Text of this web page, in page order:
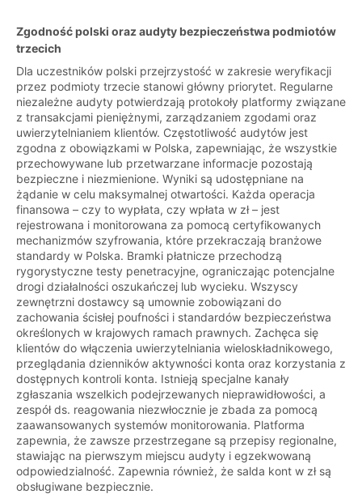
Zgodność polski oraz audyty bezpieczeństwa podmiotów
trzecich
Dla uczestników polski przejrzystość w zakresie weryfikacji
przez podmioty trzecie stanowi główny priorytet. Regularne
niezależne audyty potwierdzają protokoły platformy związane
z transakcjami pieniężnymi, zarządzaniem zgodami oraz
uwierzytelnianiem klientów. Częstotliwość audytów jest
zgodna z obowiązkami w Polska, zapewniając, że wszystkie
przechowywane lub przetwarzane informacje pozostają
bezpieczne i niezmienione. Wyniki są udostępniane na
żądanie w celu maksymalnej otwartości. Każda operacja
finansowa – czy to wypłata, czy wpłata w zł – jest
rejestrowana i monitorowana za pomocą certyfikowanych
mechanizmów szyfrowania, które przekraczają branżowe
standardy w Polska. Bramki płatnicze przechodzą
rygorystyczne testy penetracyjne, ograniczając potencjalne
drogi działalności oszukańczej lub wycieku. Wszyscy
zewnętrzni dostawcy są umownie zobowiązani do
zachowania ścisłej poufności i standardów bezpieczeństwa
określonych w krajowych ramach prawnych. Zachęca się
klientów do włączenia uwierzytelniania wieloskładnikowego,
przeglądania dzienników aktywności konta oraz korzystania z
dostępnych kontroli konta. Istnieją specjalne kanały
zgłaszania wszelkich podejrzewanych nieprawidłowości, a
zespół ds. reagowania niezwłocznie je zbada za pomocą
zaawansowanych systemów monitorowania. Platforma
zapewnia, że zawsze przestrzegane są przepisy regionalne,
stawiając na pierwszym miejscu audyty i egzekwowaną
odpowiedzialność. Zapewnia również, że salda kont w zł są
obsługiwane bezpiecznie.